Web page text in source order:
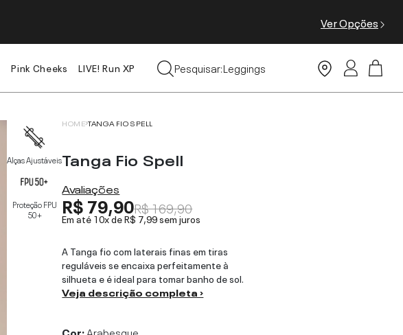
Ver Opções
Pink Cheeks LIVE! Run XP
Pesquisar:
Tops
Leggings
Alças Ajustáveis
Proteção FPU
50+
HOME TANGA FIO SPELL
Tanga Fio Spell
Avaliações
R$ 79,90R$ 169,90
Em até 10x deR$ 7,99sem juros
A Tanga fio com laterais finas em tiras
reguláveis se encaixa perfeitamente à
silhueta e é ideal para tomar banho de sol.
Veja descrição completa ›
Cor:Arabesque